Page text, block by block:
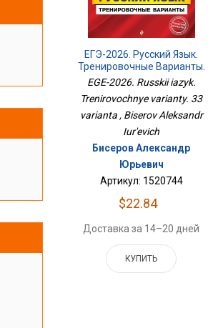
ЕГЭ-2026. Русский Язык.
Тренировочные Варианты.
33 Варианта
EGE-2026. Russkii iazyk.
Trenirovochnye varianty. 33
varianta , Biserov Aleksandr
Iur'evich
Бисеров Александр
Юрьевич
Артикул: 1520744
$22.84
Доставка за 14–20 дней
КУПИТЬ